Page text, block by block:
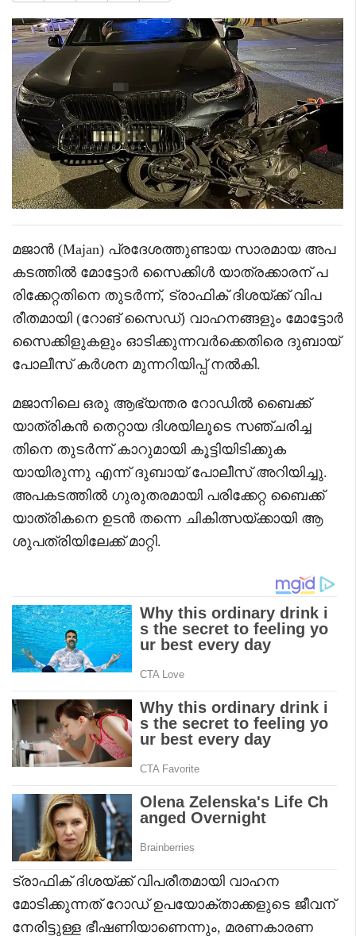
മജാൻ (Majan) പ്രദേശത്തുണ്ടായ സാരമായ അപ
കടത്തിൽ മോട്ടോർ സൈക്കിൾ യാത്രക്കാരന് പ
രിക്കേറ്റതിനെ തുടർന്ന്, ട്രാഫിക് ദിശയ്ക്ക് വിപ
രീതമായി (റോങ് സൈഡ്) വാഹനങ്ങളും മോട്ടോർ
സൈക്കിളുകളും ഓടിക്കുന്നവർക്കെതിരെ ദുബായ്
പോലീസ് കർശന മുന്നറിയിപ്പ് നൽകി.
മജാനിലെ ഒരു ആഭ്യന്തര റോഡിൽ ബൈക്ക്
യാത്രികൻ തെറ്റായ ദിശയിലൂടെ സഞ്ചരിച്ച
തിനെ തുടർന്ന് കാറുമായി കൂട്ടിയിടിക്കുക
യായിരുന്നു എന്ന് ദുബായ് പോലീസ് അറിയിച്ചു.
അപകടത്തിൽ ഗുരുതരമായി പരിക്കേറ്റ ബൈക്ക്
യാത്രികനെ ഉടൻ തന്നെ ചികിത്സയ്ക്കായി ആ
ശുപത്രിയിലേക്ക് മാറ്റി.
ട്രാഫിക് ദിശയ്ക്ക് വിപരീതമായി വാഹന
മോടിക്കുന്നത് റോഡ് ഉപയോക്താക്കളുടെ ജീവന്
നേരിട്ടുള്ള ഭീഷണിയാണെന്നും, മരണകാരണ